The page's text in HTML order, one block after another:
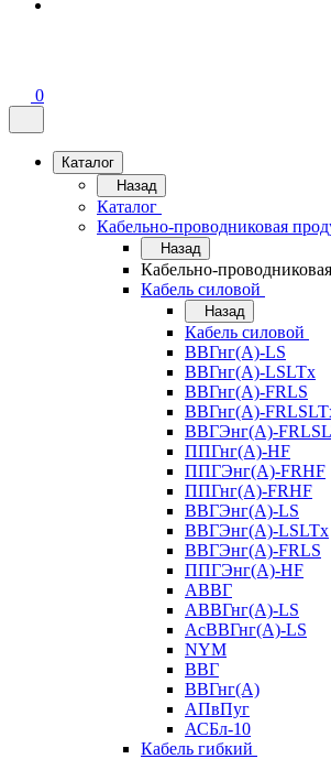
0
Каталог
Назад
Каталог
Кабельно-проводниковая
Назад
Кабельно-
Кабель силовой
Назад
Кабель силовой
ВВГнг(А)-LS
ВВГнг(А)-LSLTx
ВВГнг(А)-FRLS
ВВГнг(А)-
ВВГЭнг(А)-
ППГнг(А)-HF
ППГЭнг(А)-FRHF
ППГнг(А)-FRHF
ВВГЭнг(А)-LS
ВВГЭнг(А)-LSLTx
ВВГЭнг(А)-FRLS
ППГЭнг(А)-HF
АВВГ
АВВГнг(А)-LS
АсВВГнг(А)-LS
NYM
ВВГ
ВВГнг(А)
АПвПуг
АСБл-10
Кабель гибкий